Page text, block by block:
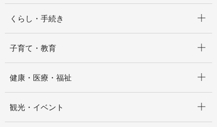
くらし・手続き
子育て・教育
健康・医療・福祉
観光・イベント